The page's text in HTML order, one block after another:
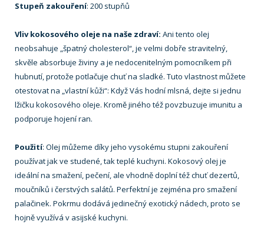
Stupeň zakouření: 200 stupňů
Vliv kokosového oleje na naše zdraví: Ani tento olej
neobsahuje „špatný cholesterol“, je velmi dobře stravitelný,
skvěle absorbuje živiny a je nedocenitelným pomocníkem při
hubnutí, protože potlačuje chuť na sladké. Tuto vlastnost můžete
otestovat na „vlastní kůži“: Když Vás hodní mlsná, dejte si jednu
lžičku kokosového oleje. Kromě jiného též povzbuzuje imunitu a
podporuje hojení ran.
Použití: Olej můžeme díky jeho vysokému stupni zakouření
používat jak ve studené, tak teplé kuchyni. Kokosový olej je
ideální na smažení, pečení, ale vhodně doplní též chuť dezertů,
moučníků i čerstvých salátů. Perfektní je zejména pro smažení
palačinek. Pokrmu dodává jedinečný exotický nádech, proto se
hojně využívá v asijské kuchyni.